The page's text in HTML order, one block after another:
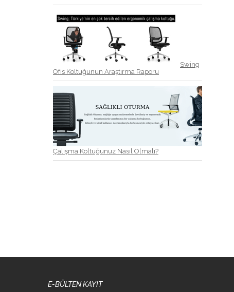
Swing
Ofis Koltuğunun Araştırma Raporu
Çalışma Koltuğunuz Nasıl Olmalı?
E-BÜLTEN KAYIT